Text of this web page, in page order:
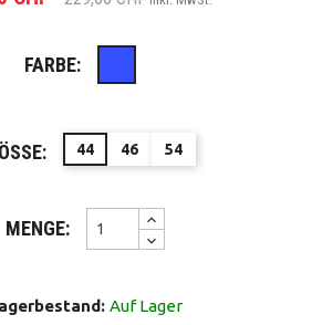
FARBE:
44 46 54
MENGE:
Auf Lager